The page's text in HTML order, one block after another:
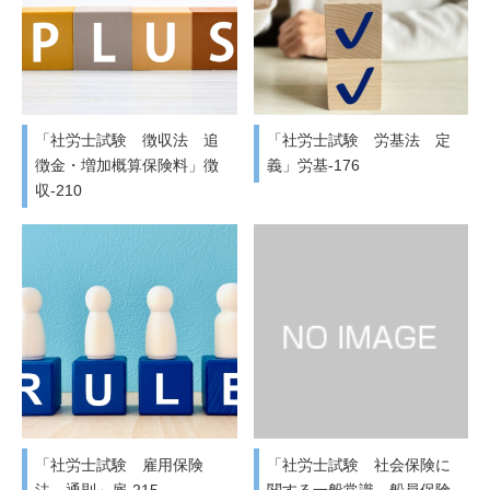
「社労士試験 徴収法 追
徴金・増加概算保険料」徴
収-210
「社労士試験 労基法 定
義」労基-176
「社労士試験 雇用保険
「社労士試験 社会保険に